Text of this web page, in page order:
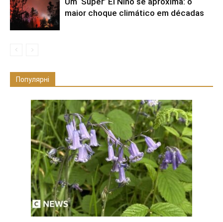
maior choque climático em décadas
Популярні